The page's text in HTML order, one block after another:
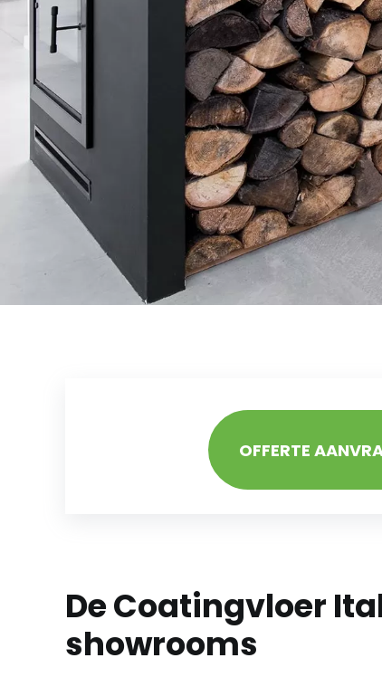
OFFERTE
De Coatingvloer
showrooms